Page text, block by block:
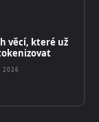
věcí, které už
2026